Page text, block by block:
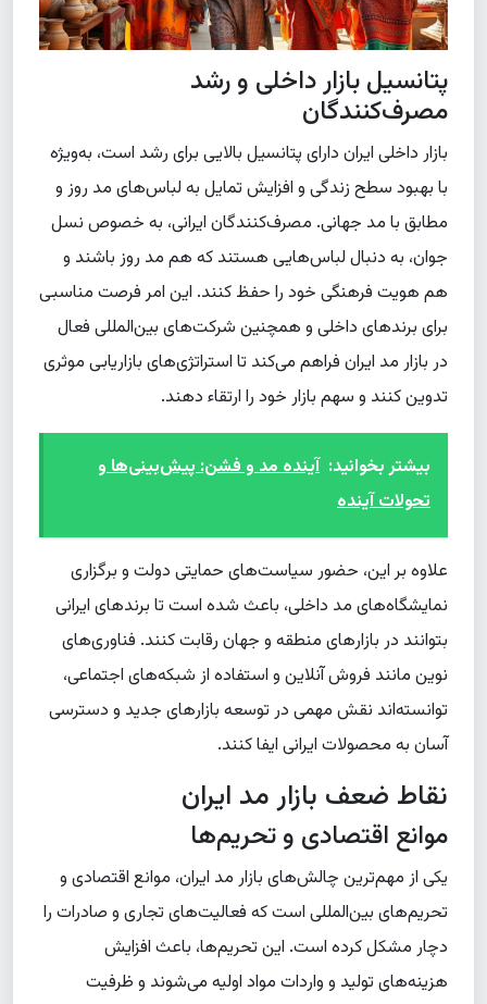
پتانسیل بازار داخلی و رشد
مصرف‌کنندگان
بازار داخلی ایران دارای پتانسیل بالایی برای رشد است، به‌ویژه
با بهبود سطح زندگی و افزایش تمایل به لباس‌های مد روز و
مطابق با مد جهانی. مصرف‌کنندگان ایرانی، به خصوص نسل
جوان، به دنبال لباس‌هایی هستند که هم مد روز باشند و
هم هویت فرهنگی خود را حفظ کنند. این امر فرصت مناسبی
برای برندهای داخلی و همچنین شرکت‌های بین‌المللی فعال
در بازار مد ایران فراهم می‌کند تا استراتژی‌های بازاریابی موثری
تدوین کنند و سهم بازار خود را ارتقاء دهند.
بیشتر بخوانید: آینده مد و فشن: پیش‌بینی‌ها و
تحولات آینده
علاوه بر این، حضور سیاست‌های حمایتی دولت و برگزاری
نمایشگاه‌های مد داخلی، باعث شده است تا برندهای ایرانی
بتوانند در بازارهای منطقه و جهان رقابت کنند. فناوری‌های
نوین مانند فروش آنلاین و استفاده از شبکه‌های اجتماعی،
توانسته‌اند نقش مهمی در توسعه بازارهای جدید و دسترسی
آسان به محصولات ایرانی ایفا کنند.
نقاط ضعف بازار مد ایران
موانع اقتصادی و تحریم‌ها
یکی از مهم‌ترین چالش‌های بازار مد ایران، موانع اقتصادی و
تحریم‌های بین‌المللی است که فعالیت‌های تجاری و صادرات را
دچار مشکل کرده است. این تحریم‌ها، باعث افزایش
هزینه‌های تولید و واردات مواد اولیه می‌شوند و ظرفیت